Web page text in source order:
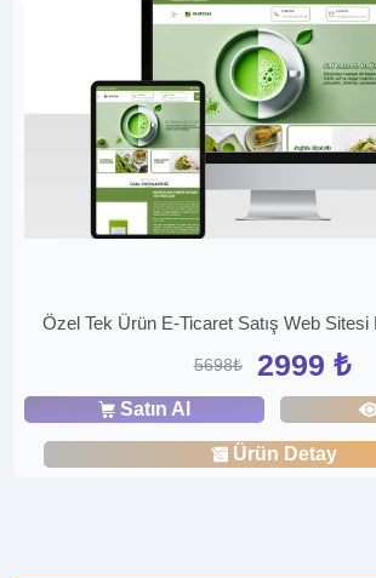
Özel Tek Ürün E-Ticaret Satış Web
5698₺ 2999 ₺
Satın Al
Ürün Detay